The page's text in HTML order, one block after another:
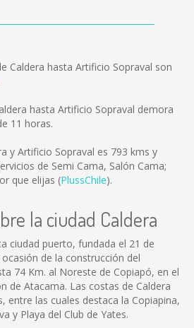
Caldera hasta Artificio Sopraval son
hasta Artificio Sopraval demora
11 horas.
y Artificio Sopraval es 793 kms y
de Semi Cama, Salón Cama;
que elijas (PlussChile).
la ciudad Caldera
ciudad puerto, fundada el 21 de
de la construcción del
74 Km. al Noreste de Copiapó, en el
de Atacama. Las costas de Caldera
entre las cuales destaca la Copiapina,
y Playa del Club de Yates.